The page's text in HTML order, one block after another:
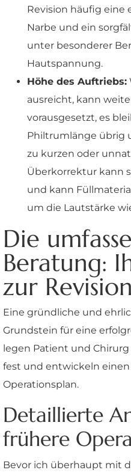
Revision häufig
Narbe und ein
unter besonderer
Hautspannung.
Höhe des Auftriebs:
ausreicht, kann
vorausgesetzt, es
Philtrumlänge übrig
zu kurzen oder
Überkorrektur kann
und kann
um die Lautstärke
Die
Beratung:
zur
Eine gründliche und
Grundstein für eine
legen Patient und
fest und entwickeln
Operationsplan.
Detaillierte
frühere
Bevor ich überhaupt mit